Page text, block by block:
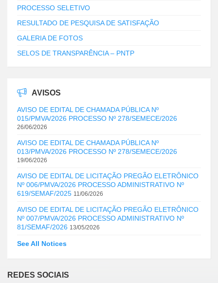
PROCESSO SELETIVO
RESULTADO DE PESQUISA DE SATISFAÇÃO
GALERIA DE FOTOS
SELOS DE TRANSPARÊNCIA – PNTP
AVISOS
AVISO DE EDITAL DE CHAMADA PÚBLICA Nº
015/PMVA/2026 PROCESSO Nº 278/SEMECE/2026
26/06/2026
AVISO DE EDITAL DE CHAMADA PÚBLICA Nº
013/PMVA/2026 PROCESSO Nº 278/SEMECE/2026
19/06/2026
AVISO DE EDITAL DE LICITAÇÃO PREGÃO ELETRÔNICO
Nº 006/PMVA/2026 PROCESSO ADMINISTRATIVO Nº
619/SEMAF/2025 11/06/2026
AVISO DE EDITAL DE LICITAÇÃO PREGÃO ELETRÔNICO
Nº 007/PMVA/2026 PROCESSO ADMINISTRATIVO Nº
81/SEMAF/2026 13/05/2026
See All Notices
REDES SOCIAIS